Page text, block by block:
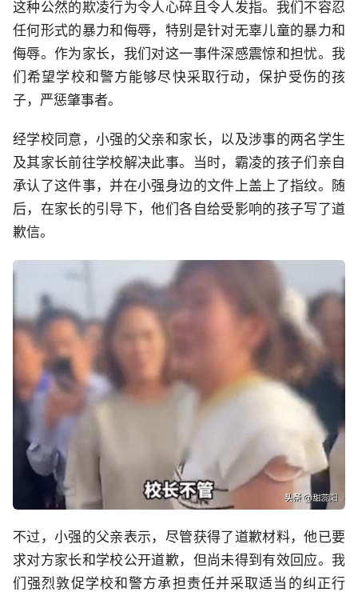
这种公然的欺凌行为令人心碎且令人发指。我们不容忍
任何形式的暴力和侮辱，特别是针对无辜儿童的暴力和
侮辱。作为家长，我们对这一事件深感震惊和担忧。我
们希望学校和警方能够尽快采取行动，保护受伤的孩
子，严惩肇事者。
经学校同意，小强的父亲和家长，以及涉事的两名学生
及其家长前往学校解决此事。当时，霸凌的孩子们亲自
承认了这件事，并在小强身边的文件上盖上了指纹。随
后，在家长的引导下，他们各自给受影响的孩子写了道
歉信。
不过，小强的父亲表示，尽管获得了道歉材料，他已要
求对方家长和学校公开道歉，但尚未得到有效回应。我
们强烈敦促学校和警方承担责任并采取适当的纠正行